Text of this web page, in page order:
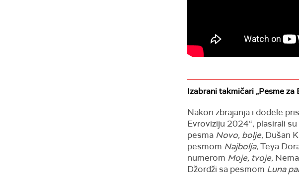
Izabrani takmičari „Pesme
Nakon zbrajanja i dodele
Evroviziju 2024“, plasirali
pesma Novo, bolje, Dušan
pesmom Najbolja, Teya
numerom Moje, tvoje,
Džordži sa pesmom Luna